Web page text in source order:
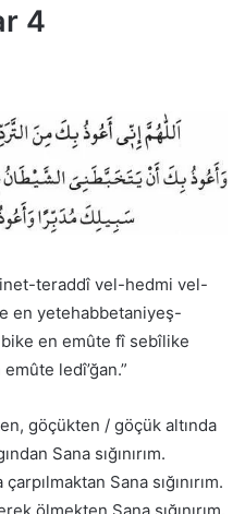
4
teraddî vel-hedmi vel-
en yetehabbetaniyeş-
bike en emûte fî sebîlike
ledî’ğan.”
göçükten / göçük altında
Sana sığınırım.
Sana sığınırım.